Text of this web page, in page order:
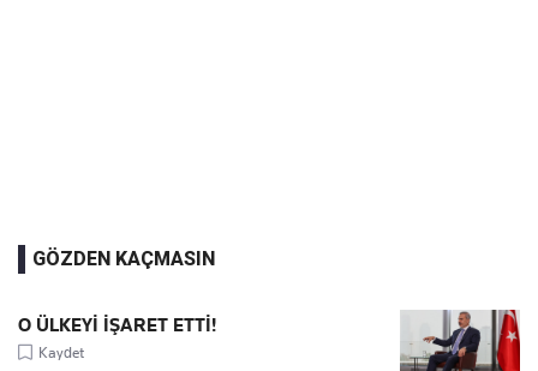
GÖZDEN KAÇMASIN
O ÜLKEYİ İŞARET ETTİ!
Kaydet